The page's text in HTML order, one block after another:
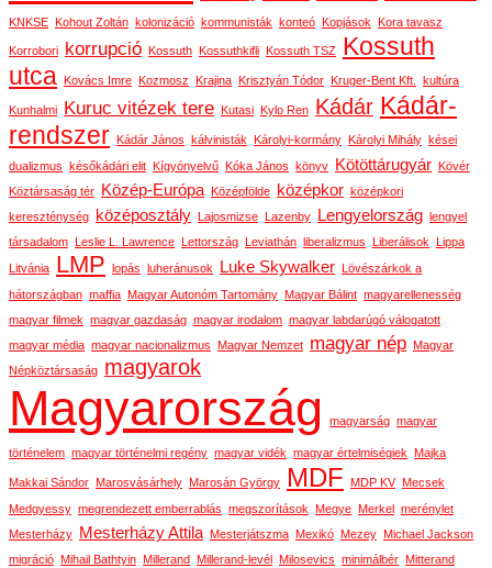
KNKSE Kohout Zoltán kolonizáció kommunisták konteó Kopjások Kora tavasz
Korrobori korrupció Kossuth Kossuthkifli Kossuth TSZ Kossuth
utca Kovács Imre Kozmosz Krajina Krisztyán Tódor Kruger-Bent Kft. kultúra
Kunhalmi Kuruc vitézek tere Kutasi Kylo Ren Kádár Kádár-
rendszer Kádár János kálvinisták Károlyi-kormány Károlyi Mihály kései
dualizmus későkádári elit Kígyónyelvű Kóka János könyv Kötöttárugyár Kövér
Köztársaság tér
Közép-Európa Középfölde középkor középkori
kereszténység
középosztály Lajosmizse Lazenby Lengyelország lengyel
társadalom Leslie L. Lawrence Lettország Leviathán liberalizmus Liberálisok Lippa
Litvánia LMP lopás luheránusok Luke Skywalker Lövészárkok a
hátországban maffia Magyar Autonóm Tartomány Magyar Bálint magyarellenesség
magyar filmek magyar gazdaság magyar irodalom magyar labdarúgó válogatott
magyar média magyar nacionalizmus Magyar Nemzet magyar nép Magyar
Népköztársaság magyarok
Magyarország magyarság magyar
történelem magyar történelmi regény magyar vidék magyar értelmiségiek Majka
Makkai Sándor Marosvásárhely Marosán György MDF MDP KV Mecsek
Medgyessy megrendezett emberrablás megszorítások Megye Merkel merénylet
Mesterházy
Mesterházy Attila Mesterjátszma Mexikó Mezey Michael Jackson
migráció Mihail Bathtyin Millerand Millerand-levél Milosevics minimálbér Mitterand